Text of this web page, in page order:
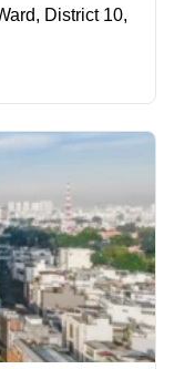
District 10,